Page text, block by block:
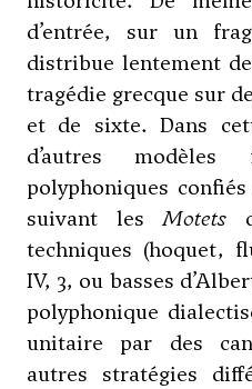
d’entrée, sur un
distribue lentement
tragédie grecque sur
et de sixte. Dans
d’autres
polyphoniques
suivant lesMotets
techniques (hoquet,
IV, 3, ou basses
polyphonique
unitaire par des
autres stratégies